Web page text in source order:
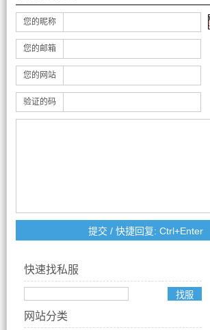
您的昵称
您的邮箱
您的网站
验证的码
快速找私服
网站分类